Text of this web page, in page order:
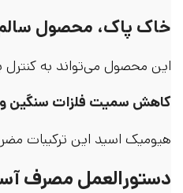
خاک پاک، محصول
این محصول می‌تواند به
کاهش سمیت فلزات سنگین
هیومیک اسید این ترکیبات
دستورالعمل مصرف